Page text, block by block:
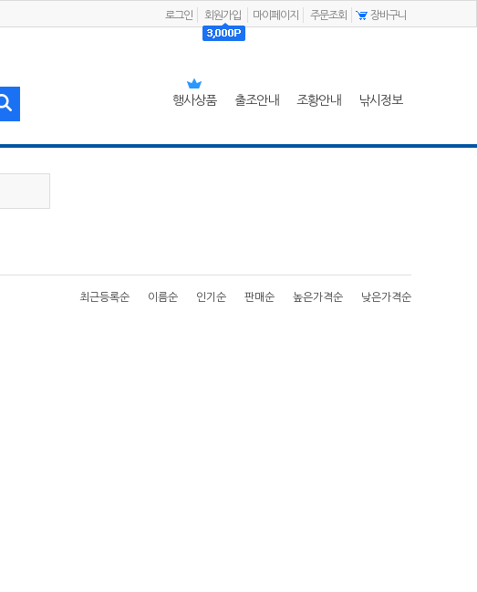
로그인 회원가입 마이페이지 주문조회 장바구니
행사상품 출조안내 조황안내 낚시정보
최근등록순 이름순 인기순 판매순 높은가격순 낮은가격순